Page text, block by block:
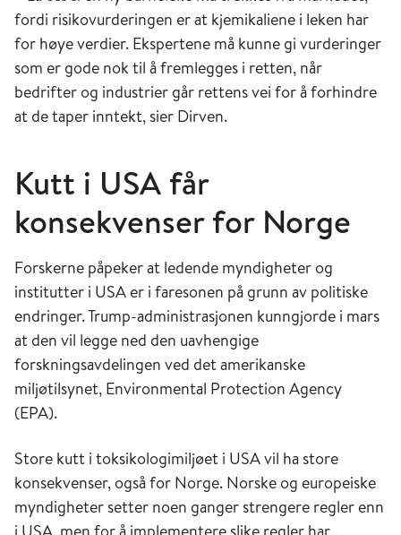
fordi risikovurderingen er at kjemikaliene i leken har
for høye verdier. Ekspertene må kunne gi vurderinger
som er gode nok til å fremlegges i retten, når
bedrifter og industrier går rettens vei for å forhindre
at de taper inntekt, sier Dirven.
Kutt i USA får
konsekvenser for Norge
Forskerne påpeker at ledende myndigheter og
institutter i USA er i faresonen på grunn av politiske
endringer. Trump-administrasjonen kunngjorde i mars
at den vil legge ned den uavhengige
forskningsavdelingen ved det amerikanske
miljøtilsynet, Environmental Protection Agency
(EPA).
Store kutt i toksikologimiljøet i USA vil ha store
konsekvenser, også for Norge. Norske og europeiske
myndigheter setter noen ganger strengere regler enn